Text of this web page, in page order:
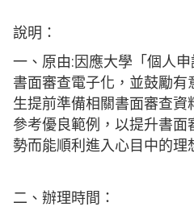
說明：
一、原由:因應大學「個人
書面審查電子化，並鼓勵
生提前準備相關書面審查資
參考優良範例，以提升書
勢而能順利進入心目中的理
二、辦理時間：